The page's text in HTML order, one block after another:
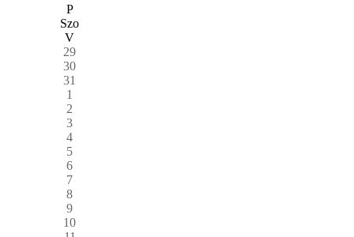
P
Szo
V
29
30
31
1
2
3
4
5
6
7
8
9
10